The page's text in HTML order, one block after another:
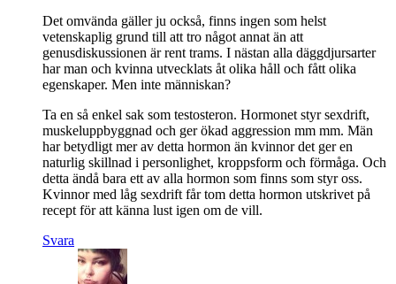
Det omvända gäller ju också, finns ingen som helst
vetenskaplig grund till att tro något annat än att
genusdiskussionen är rent trams. I nästan alla däggdjursarter
har man och kvinna utvecklats åt olika håll och fått olika
egenskaper. Men inte människan?
Ta en så enkel sak som testosteron. Hormonet styr sexdrift,
muskeluppbyggnad och ger ökad aggression mm mm. Män
har betydligt mer av detta hormon än kvinnor det ger en
naturlig skillnad i personlighet, kroppsform och förmåga. Och
detta ändå bara ett av alla hormon som finns som styr oss.
Kvinnor med låg sexdrift får tom detta hormon utskrivet på
recept för att känna lust igen om de vill.
Svara